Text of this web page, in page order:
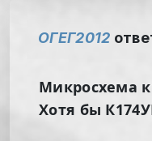
ОГЕГ2012
Микросхема
Хотя бы